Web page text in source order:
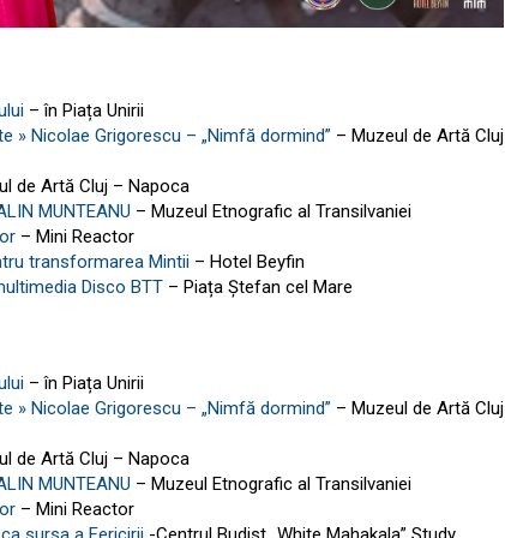
– în Piața Unirii
» Nicolae Grigorescu – „Nimfă dormind” – Muzeul de Artă Cluj
de Artă Cluj – Napoca
MUNTEANU – Muzeul Etnografic al Transilvaniei
– Mini Reactor
transformarea Mintii – Hotel Beyfin
Disco BTT – Piața Ștefan cel Mare
– în Piața Unirii
» Nicolae Grigorescu – „Nimfă dormind” – Muzeul de Artă Cluj
de Artă Cluj – Napoca
MUNTEANU – Muzeul Etnografic al Transilvaniei
– Mini Reactor